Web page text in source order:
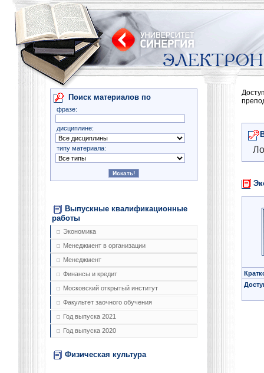
Поиск материалов по
фразе:
дисциплине:
типу материала:
Выпускные квалификационные
работы
Экономика
Менеджмент в организации
Менеджмент
Финансы и кредит
Московский открытый институт
Факультет заочного обучения
Год выпуска 2021
Год выпуска 2020
Физическая культура